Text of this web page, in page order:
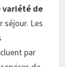
variété de
séjour. Les
par